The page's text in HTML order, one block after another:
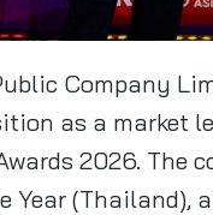
Company
as a market
2026. The
Year (Thailand),